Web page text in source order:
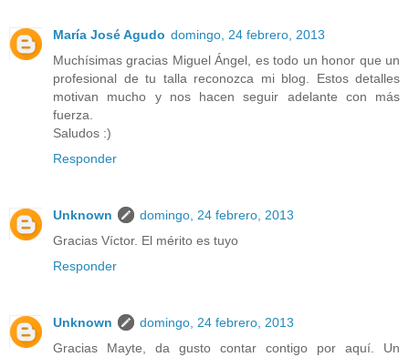
María José Agudo domingo, 24 febrero, 2013
Muchísimas gracias Miguel Ángel, es todo un honor que un
profesional de tu talla reconozca mi blog. Estos detalles
motivan mucho y nos hacen seguir adelante con más
fuerza.
Saludos :)
Responder
Unknown
domingo, 24 febrero, 2013
Gracias Víctor. El mérito es tuyo
Responder
Unknown
domingo, 24 febrero, 2013
Gracias Mayte, da gusto contar contigo por aquí. Un